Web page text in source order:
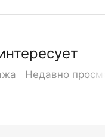
Недавно